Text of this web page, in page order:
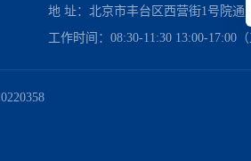
地 址：北京市丰台区西营街1号院通
工作时间：08:30-11:30 13:00-17:00（